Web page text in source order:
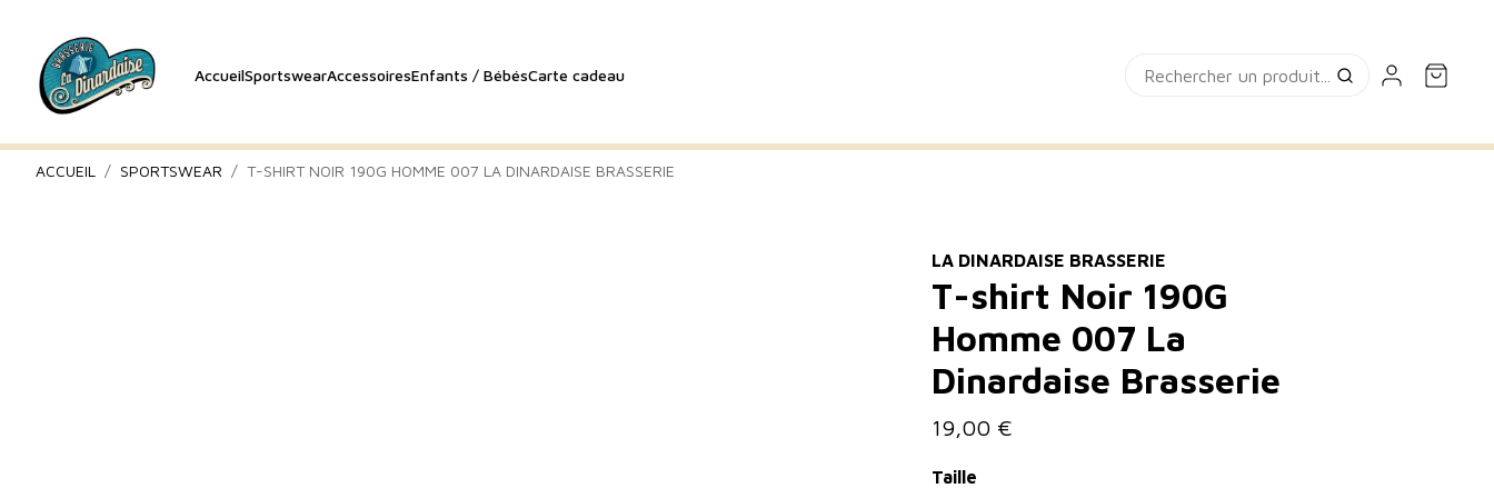
AccueilSportswearAccessoiresEnfants / BébésCarte cadeau
ACCUEIL SPORTSWEAR T-SHIRT NOIR 190G HOMME 007 LA DINARDAISE BRASSERIE
LA DINARDAISE BRASSERIE
T-shirt Noir 190G
Homme 007 La
Dinardaise Brasserie
19,00 €
Taille